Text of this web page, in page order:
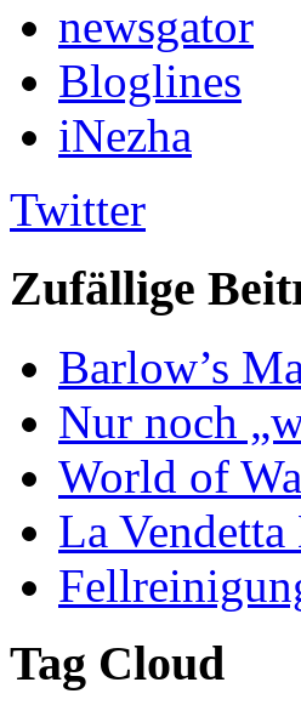
newsgator
Bloglines
iNezha
Twitter
Zufällige
Barlow’s
Nur noch
World of
La
Tag Cloud